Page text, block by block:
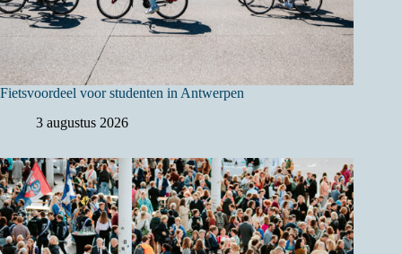
Fietsvoordeel voor studenten in Antwerpen
3 augustus 2026